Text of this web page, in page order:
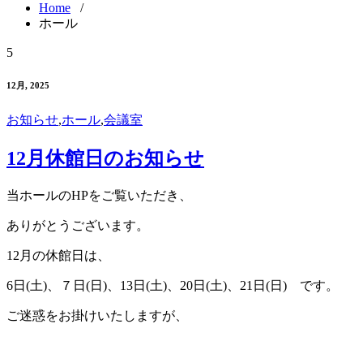
Home /
ホール
5
12月, 2025
お知らせ,ホール,会議室
12月休館日のお知らせ
当ホールのHPをご覧いただき、
ありがとうございます。
12月の休館日は、
6日(土)、７日(日)、13日(土)、20日(土)、21日(日) です。
ご迷惑をお掛けいたしますが、